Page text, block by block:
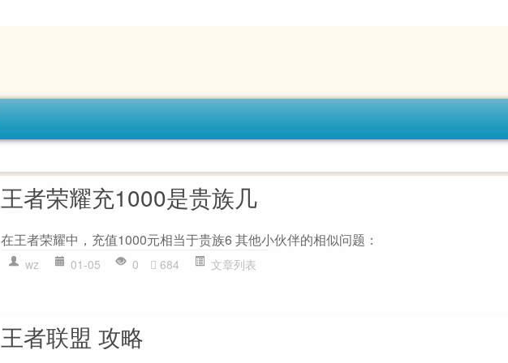
王者荣耀充1000是贵族几
在王者荣耀中，充值1000元相当于贵族6 其他小伙伴的相似问题：
wz 01-05 0 684 文章列表
王者联盟 攻略